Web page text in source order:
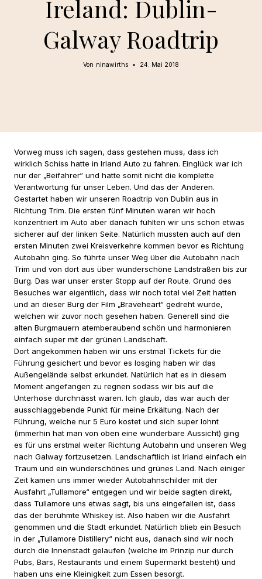
Ireland: Dublin-
Galway Roadtrip
Von ninawirths 24. Mai 2018
Vorweg muss ich sagen, dass gestehen muss, dass ich
wirklich Schiss hatte in Irland Auto zu fahren. Einglück war ich
nur der „Beifahrer“ und hatte somit nicht die komplette
Verantwortung für unser Leben. Und das der Anderen.
Gestartet haben wir unseren Roadtrip von Dublin aus in
Richtung Trim. Die ersten fünf Minuten waren wir hoch
konzentriert im Auto aber danach fühlten wir uns schon etwas
sicherer auf der linken Seite. Natürlich mussten auch auf den
ersten Minuten zwei Kreisverkehre kommen bevor es Richtung
Autobahn ging. So führte unser Weg über die Autobahn nach
Trim und von dort aus über wunderschöne Landstraßen bis zur
Burg. Das war unser erster Stopp auf der Route. Grund des
Besuches war eigentlich, dass wir noch total viel Zeit hatten
und an dieser Burg der Film „Braveheart“ gedreht wurde,
welchen wir zuvor noch gesehen haben. Generell sind die
alten Burgmauern atemberaubend schön und harmonieren
einfach super mit der grünen Landschaft.
Dort angekommen haben wir uns erstmal Tickets für die
Führung gesichert und bevor es losging haben wir das
Außengelände selbst erkundet. Natürlich hat es in diesem
Moment angefangen zu regnen sodass wir bis auf die
Unterhose durchnässt waren. Ich glaub, das war auch der
ausschlaggebende Punkt für meine Erkältung. Nach der
Führung, welche nur 5 Euro kostet und sich super lohnt
(immerhin hat man von oben eine wunderbare Aussicht) ging
es für uns erstmal weiter Richtung Autobahn und unseren Weg
nach Galway fortzusetzen. Landschaftlich ist Irland einfach ein
Traum und ein wunderschönes und grünes Land. Nach einiger
Zeit kamen uns immer wieder Autobahnschilder mit der
Ausfahrt „Tullamore“ entgegen und wir beide sagten direkt,
dass Tullamore uns etwas sagt, bis uns eingefallen ist, dass
das der berühmte Whiskey ist. Also haben wir die Ausfahrt
genommen und die Stadt erkundet. Natürlich blieb ein Besuch
in der „Tullamore Distillery“ nicht aus, danach sind wir noch
durch die Innenstadt gelaufen (welche im Prinzip nur durch
Pubs, Bars, Restaurants und einem Supermarkt besteht) und
haben uns eine Kleinigkeit zum Essen besorgt.